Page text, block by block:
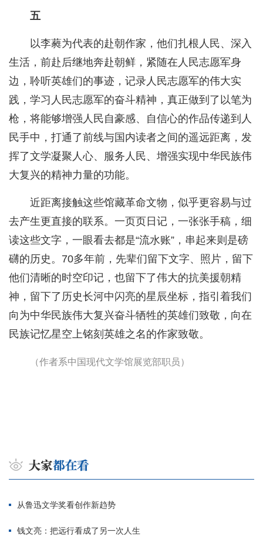
五
以李蕤为代表的赴朝作家，他们扎根人民、深入
生活，前赴后继地奔赴朝鲜，紧随在人民志愿军身
边，聆听英雄们的事迹，记录人民志愿军的伟大实
践，学习人民志愿军的奋斗精神，真正做到了以笔为
枪，将能够增强人民自豪感、自信心的作品传递到人
民手中，打通了前线与国内读者之间的遥远距离，发
挥了文学凝聚人心、服务人民、增强实现中华民族伟
大复兴的精神力量的功能。
近距离接触这些馆藏革命文物，似乎更容易与过
去产生更直接的联系。一页页日记，一张张手稿，细
读这些文字，一眼看去都是“流水账”，串起来则是磅
礴的历史。70多年前，先辈们留下文字、照片，留下
他们清晰的时空印记，也留下了伟大的抗美援朝精
神，留下了历史长河中闪亮的星辰坐标，指引着我们
向为中华民族伟大复兴奋斗牺牲的英雄们致敬，向在
民族记忆星空上铭刻英雄之名的作家致敬。
（作者系中国现代文学馆展览部职员）
从鲁迅文学奖看创作新趋势
钱文亮：把远行看成了另一次人生